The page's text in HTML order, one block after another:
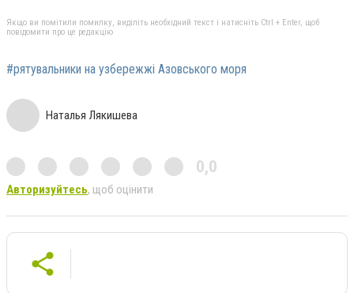
Якщо ви помітили помилку, виділіть необхідний текст і натисніть Ctrl + Enter, щоб
повідомити про це редакцію
#рятувальники на узбережжі Азовського моря
Наталья Лякишева
0,0
Авторизуйтесь, щоб оцінити